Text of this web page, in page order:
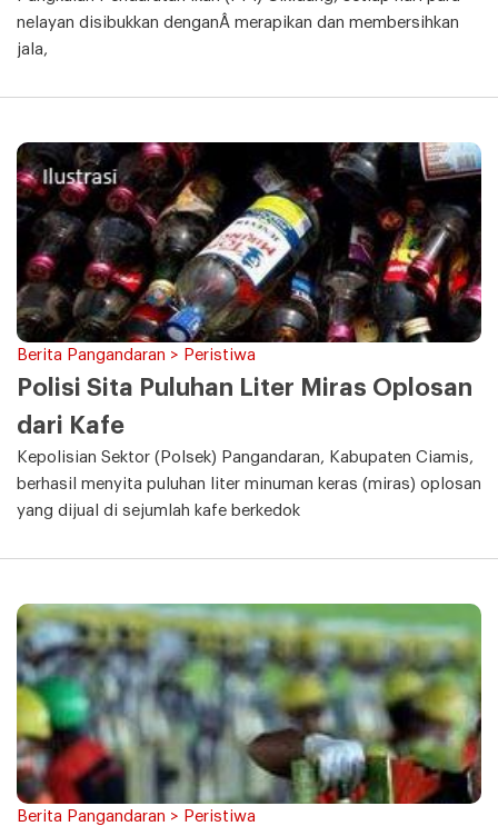
nelayan disibukkan denganÂ merapikan dan membersihkan
jala,
Berita Pangandaran > Peristiwa
Polisi Sita Puluhan Liter Miras Oplosan
dari Kafe
Kepolisian Sektor (Polsek) Pangandaran, Kabupaten Ciamis,
berhasil menyita puluhan liter minuman keras (miras) oplosan
yang dijual di sejumlah kafe berkedok
Berita Pangandaran > Peristiwa